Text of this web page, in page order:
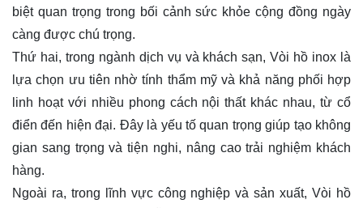
biệt quan trọng trong bối cảnh sức khỏe cộng đồng ngày
càng được chú trọng.
Thứ hai, trong ngành dịch vụ và khách sạn, Vòi hồ inox là
lựa chọn ưu tiên nhờ tính thẩm mỹ và khả năng phối hợp
linh hoạt với nhiều phong cách nội thất khác nhau, từ cổ
điển đến hiện đại. Đây là yếu tố quan trọng giúp tạo không
gian sang trọng và tiện nghi, nâng cao trải nghiệm khách
hàng.
Ngoài ra, trong lĩnh vực công nghiệp và sản xuất, Vòi hồ